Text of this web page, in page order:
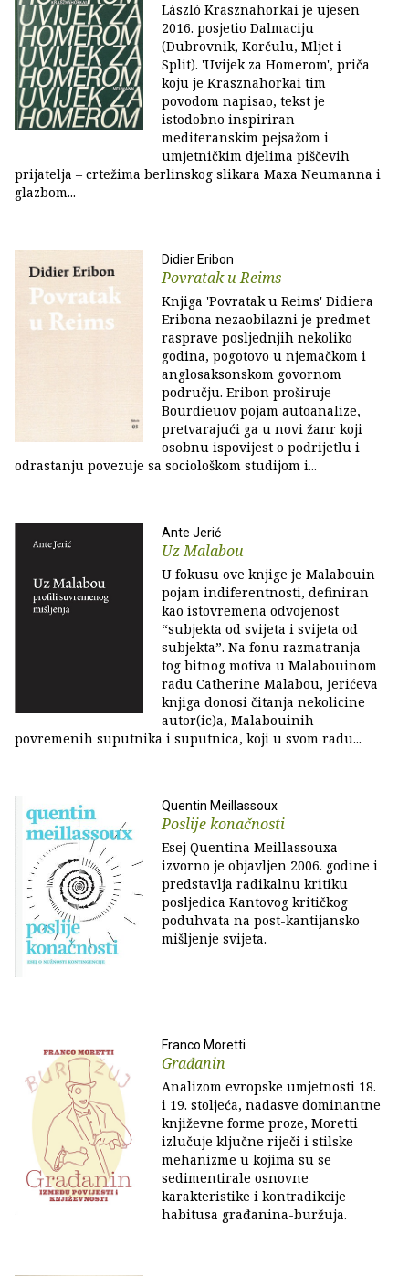
László Krasznahorkai je ujesen
2016. posjetio Dalmaciju
(Dubrovnik, Korčulu, Mljet i
Split). 'Uvijek za Homerom', priča
koju je Krasznahorkai tim
povodom napisao, tekst je
istodobno inspiriran
mediteranskim pejsažom i
umjetničkim djelima piščevih
prijatelja – crtežima berlinskog slikara Maxa Neumanna i
glazbom...
Didier Eribon
Povratak u Reims
Knjiga 'Povratak u Reims' Didiera
Eribona nezaobilazni je predmet
rasprave posljednjih nekoliko
godina, pogotovo u njemačkom i
anglosaksonskom govornom
području. Eribon proširuje
Bourdieuov pojam autoanalize,
pretvarajući ga u novi žanr koji
osobnu ispovijest o podrijetlu i
odrastanju povezuje sa sociološkom studijom i...
Ante Jerić
Uz Malabou
U fokusu ove knjige je Malabouin
pojam indiferentnosti, definiran
kao istovremena odvojenost
“subjekta od svijeta i svijeta od
subjekta”. Na fonu razmatranja
tog bitnog motiva u Malabouinom
radu Catherine Malabou, Jerićeva
knjiga donosi čitanja nekolicine
autor(ic)a, Malabouinih
povremenih suputnika i suputnica, koji u svom radu...
Quentin Meillassoux
Poslije konačnosti
Esej Quentina Meillassouxa
izvorno je objavljen 2006. godine i
predstavlja radikalnu kritiku
posljedica Kantovog kritičkog
poduhvata na post-kantijansko
mišljenje svijeta.
Franco Moretti
Građanin
Analizom evropske umjetnosti 18.
i 19. stoljeća, nadasve dominantne
književne forme proze, Moretti
izlučuje ključne riječi i stilske
mehanizme u kojima su se
sedimentirale osnovne
karakteristike i kontradikcije
habitusa građanina-buržuja.